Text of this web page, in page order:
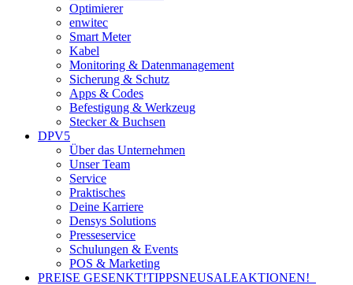
Optimierer
enwitec
Smart Meter
Kabel
Monitoring & Datenmanagement
Sicherung & Schutz
Apps & Codes
Befestigung & Werkzeug
Stecker & Buchsen
DPV5
Über das Unternehmen
Unser Team
Service
Praktisches
Deine Karriere
Densys Solutions
Presseservice
Schulungen & Events
POS & Marketing
PREISE GESENKT!TIPPSNEUSALEAKTIONEN!